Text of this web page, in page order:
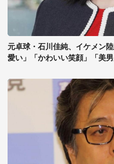
元卓球・石川佳純、イケメン
愛い」「かわいい笑顔」「美